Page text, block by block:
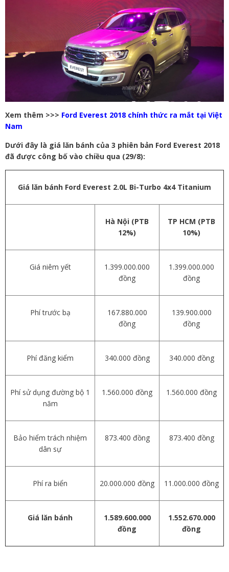
Xem thêm >>> Ford Everest 2018 chính thức ra mắt tại Việt
Nam
Dưới đây là giá lăn bánh của 3 phiên bản Ford Everest 2018
đã được công bố vào chiều qua (29/8):
Giá lăn bánh Ford Everest 2.0L Bi-Turbo 4x4 Titanium
Hà Nội (PTB
12%)
TP HCM (PTB
10%)
Giá niêm yết
1.399.000.000
đồng
1.399.000.000
đồng
Phí trước bạ
167.880.000
đồng
139.900.000
đồng
Phí đăng kiểm 340.000 đồng 340.000 đồng
Phí sử dụng đường bộ 1
năm
1.560.000 đồng 1.560.000 đồng
Bảo hiểm trách nhiệm
dân sự
873.400 đồng 873.400 đồng
Phí ra biển 20.000.000 đồng 11.000.000 đồng
Giá lăn bánh
1.589.600.000
đồng
1.552.670.000
đồng